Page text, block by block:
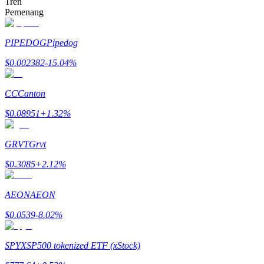
Menghasilkan
Babi Kekuatan
Dapatkan imbalan kompetitif setiap hari
Pemenang
PIPEDOGPipedog
$0.002382-15.04%
CCCanton
$0.08951+1.32%
GRVTGrvt
$0.3085+2.12%
AEONAEON
$0.0539-8.02%
SPYXSP500 tokenized ETF (xStock)